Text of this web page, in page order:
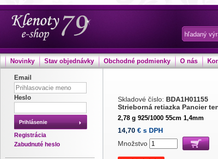
Novinky Stav objednávky Obchodné podmienky O nás
Email
Heslo
Prihlásenie
Registrácia
Zabudnuté heslo
Skladové číslo: BDA1H01155
Strieborná retiazka Pancier
2,78 g 925/1000 55cm 1,4mm
14,70 € s DPH
Množstvo